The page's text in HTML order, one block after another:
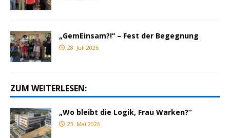
„GemEinsam?!“ – Fest der Begegnung
28. Juli 2026
ZUM WEITERLESEN:
„Wo bleibt die Logik, Frau Warken?“
23. Mai 2026